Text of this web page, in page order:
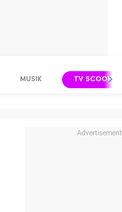
MUSIK TV SCOOP
Advertisement